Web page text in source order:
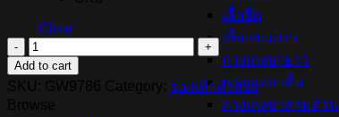
เสื้อยืด
เสื้อแขนยาว
กางเกงขายาว
กางเกงขาสั้น
กางเกงขาสามส่วน
Clear
รองเท้า
ลำลอง
Add to cart
รองเท้าลำลอง